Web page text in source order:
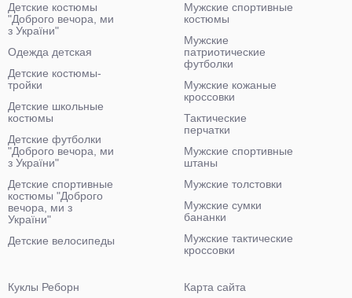
Детские костюмы
"Доброго вечора, ми
з України"
Одежда детская
Детские костюмы-
тройки
Детские школьные
костюмы
Детские футболки
"Доброго вечора, ми
з України"
Детские спортивные
костюмы "Доброго
вечора, ми з
України"
Детские велосипеды
Мужские спортивные
костюмы
Мужские
патриотические
футболки
Мужские кожаные
кроссовки
Тактические
перчатки
Мужские спортивные
штаны
Мужские толстовки
Мужские сумки
бананки
Мужские тактические
кроссовки
Куклы Реборн
Карта сайта